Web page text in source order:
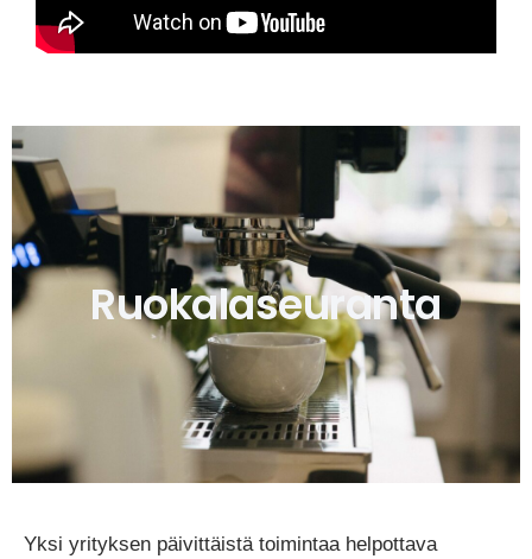
Ruokalaseuranta
Yksi yrityksen päivittäistä toimintaa helpottava